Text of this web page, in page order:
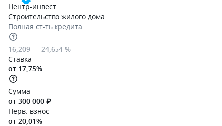
Центр-инвест
Строительство жилого дома
Полная ст-ть кредита
16,209 — 24,654 %
Ставка
от 17,75%
Сумма
от 300 000 ₽
Перв. взнос
от 20,01%